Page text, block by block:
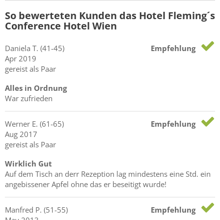
So bewerteten Kunden das Hotel Fleming´s
Conference Hotel Wien
Daniela T. (41-45)
Apr 2019
gereist als Paar
Empfehlung
Alles in Ordnung
War zufrieden
Werner E. (61-65)
Aug 2017
gereist als Paar
Empfehlung
Wirklich Gut
Auf dem Tisch an derr Rezeption lag mindestens eine Std. ein
angebissener Apfel ohne das er beseitigt wurde!
Manfred P. (51-55)
Empfehlung